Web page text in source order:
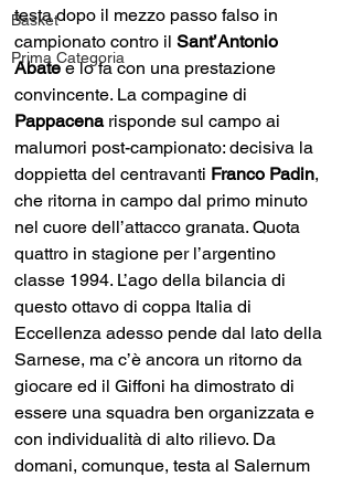
Basket
Prima Categoria
testa dopo il mezzo passo falso in
campionato contro il Sant’Antonio
Abate e lo fa con una prestazione
convincente. La compagine di
Pappacena risponde sul campo ai
malumori post-campionato: decisiva la
doppietta del centravanti Franco Padin,
che ritorna in campo dal primo minuto
nel cuore dell’attacco granata. Quota
quattro in stagione per l’argentino
classe 1994. L’ago della bilancia di
questo ottavo di coppa Italia di
Eccellenza adesso pende dal lato della
Sarnese, ma c’è ancora un ritorno da
giocare ed il Giffoni ha dimostrato di
essere una squadra ben organizzata e
con individualità di alto rilievo. Da
domani, comunque, testa al Salernum